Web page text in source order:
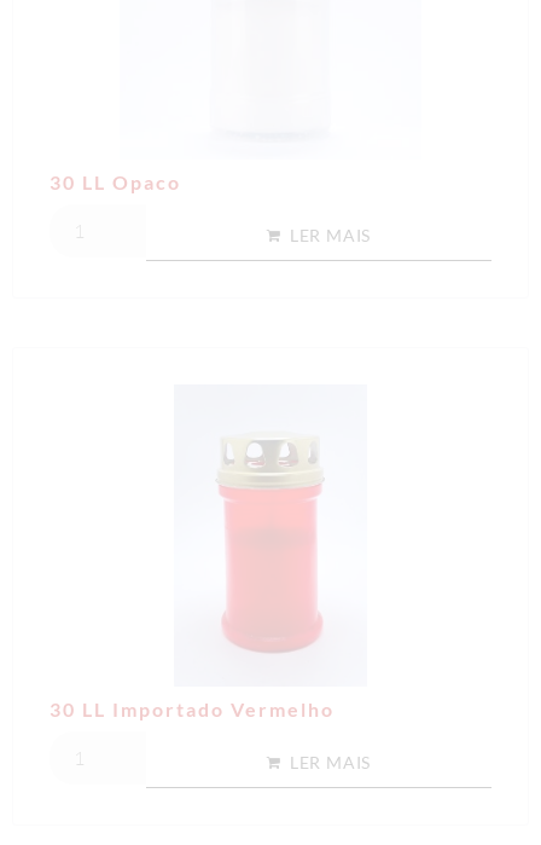
30 LL Opaco
LER MAIS
30 LL Importado Vermelho
LER MAIS